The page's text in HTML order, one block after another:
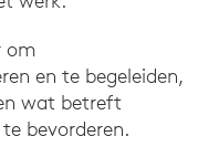
om
en te begeleiden,
wat betreft
bevorderen.